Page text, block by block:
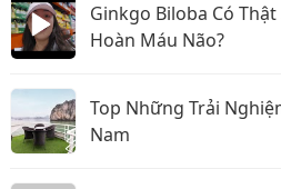
Ginkgo Biloba Có
Hoàn Máu Não?
Top Những Trải
Nam